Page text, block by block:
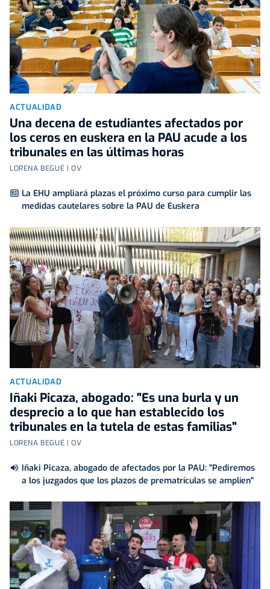
ACTUALIDAD
Una decena de estudiantes afectados por
los ceros en euskera en la PAU acude a los
tribunales en las últimas horas
LORENA BEGUÉ | OV
La EHU ampliará plazas el próximo curso para cumplir las
medidas cautelares sobre la PAU de Euskera
ACTUALIDAD
Iñaki Picaza, abogado: "Es una burla y un
desprecio a lo que han establecido los
tribunales en la tutela de estas familias"
LORENA BEGUÉ | OV
Iñaki Picaza, abogado de afectados por la PAU: "Pediremos
a los juzgados que los plazos de prematrículas se amplíen"